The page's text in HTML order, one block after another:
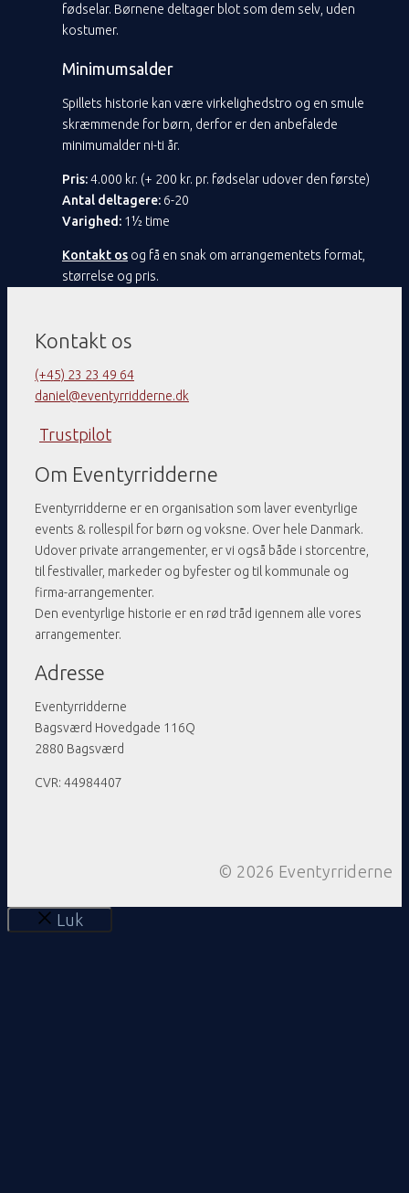
fødselar. Børnene deltager blot som dem selv, uden
kostumer.
Minimumsalder
Spillets historie kan være virkelighedstro og en smule
skræmmende for børn, derfor er den anbefalede
minimumalder ni-ti år.
Pris:4.000 kr. (+ 200 kr. pr. fødselar udover den første)
Antal deltagere: 6-20
Varighed: 1½ time
Kontakt os og få en snak om arrangementets format,
størrelse og pris.
Kontakt os
(+45) 23 23 49 64
daniel@eventyrridderne.dk
Trustpilot
Om Eventyrridderne
Eventyrridderne er en organisation som laver eventyrlige
events & rollespil for børn og voksne. Over hele Danmark.
Udover private arrangementer, er vi også både i storcentre,
til festivaller, markeder og byfester og til kommunale og
firma-arrangementer.
Den eventyrlige historie er en rød tråd igennem alle vores
arrangementer.
Adresse
Eventyrridderne
Bagsværd Hovedgade 116Q
2880 Bagsværd
CVR: 44984407
© 2026 Eventyrriderne
Luk